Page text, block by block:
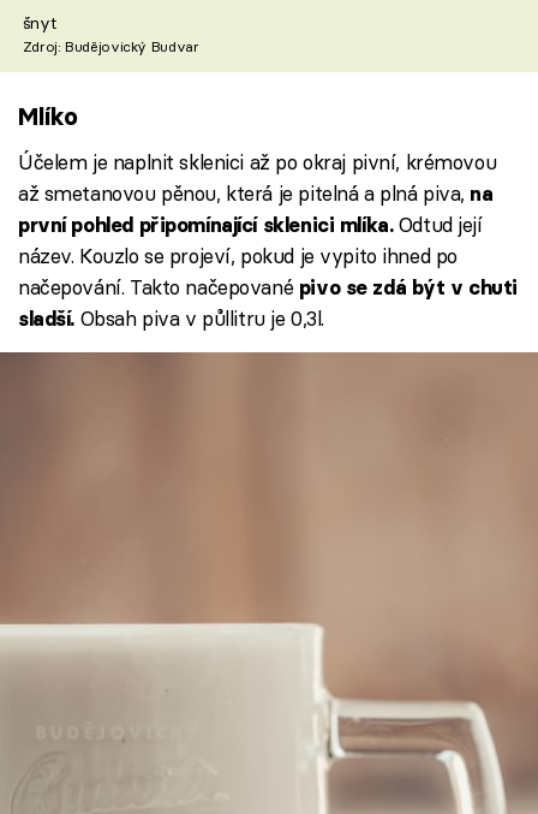
šnyt
Zdroj: Budějovický Budvar
Mlíko
Účelem je naplnit sklenici až po okraj pivní, krémovou
až smetanovou pěnou, která je pitelná a plná piva, na
první pohled připomínající sklenici mlíka.Odtud její
název. Kouzlo se projeví, pokud je vypito ihned po
načepování. Takto načepované pivo se zdá být v chuti
sladší. Obsah piva v půllitru je 0,3l.